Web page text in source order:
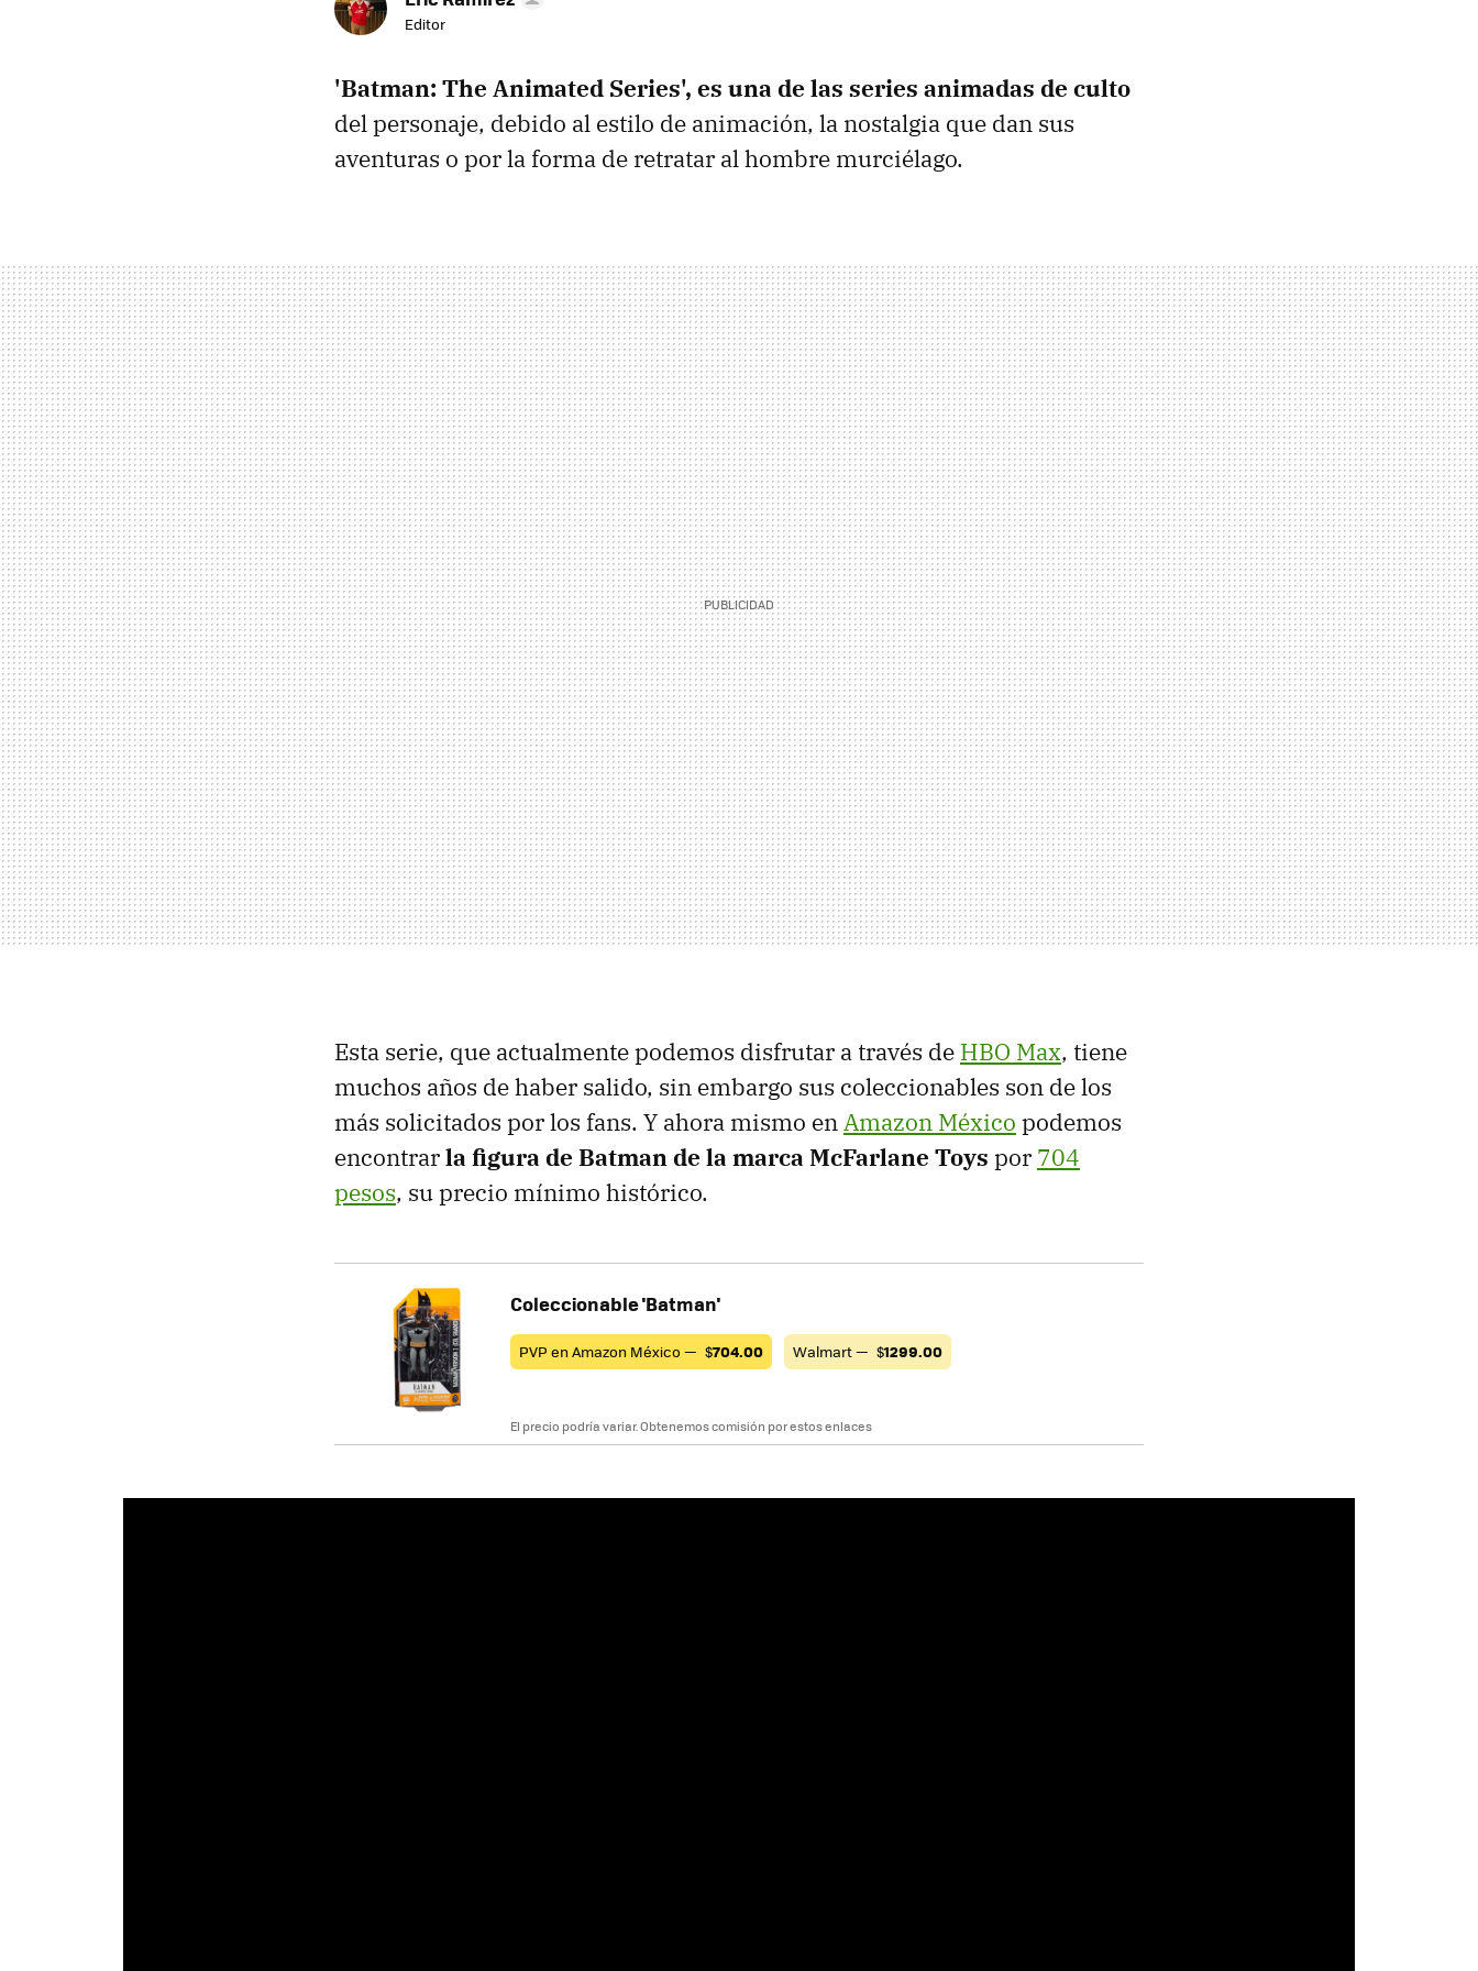
Editor
'Batman: The Animated Series', es una de las series animadas de culto
del personaje, debido al estilo de animación, la nostalgia que dan sus
aventuras o por la forma de retratar al hombre murciélago.
Esta serie, que actualmente podemos disfrutar a través de HBO Max, tiene
muchos años de haber salido, sin embargo sus coleccionables son de los
más solicitados por los fans. Y ahora mismo enAmazon México podemos
encontrarla figura de Batman de la marca McFarlane Toys por 704
pesos, su precio mínimo histórico.
Coleccionable 'Batman'
PVP en Amazon México — $704.00 Walmart — $1299.00
El precio podría variar. Obtenemos comisión por estos enlaces